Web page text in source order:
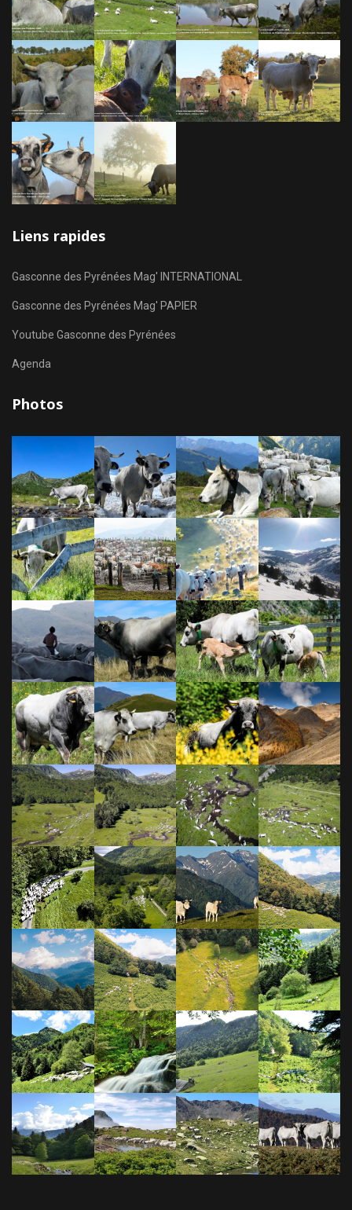
Liens rapides
Gasconne des Pyrénées Mag' INTERNATIONAL
Gasconne des Pyrénées Mag' PAPIER
Youtube Gasconne des Pyrénées
Agenda
Photos